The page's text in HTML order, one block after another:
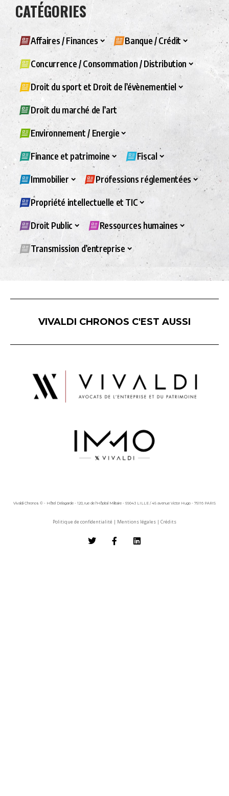
CATÉGORIES
Affaires / Finances Banque / Crédit
Concurrence / Consommation / Distribution
Droit du sport et Droit de l’évènementiel
Droit du marché de l’art
Environnement / Energie
Finance et patrimoine Fiscal
Immobilier Professions réglementées
Propriété intellectuelle et TIC
Droit Public Ressources humaines
Transmission d’entreprise
VIVALDI CHRONOS C'EST AUSSI
Vivaldi Chronos © - Hôtel Delagarde - 120, rue de l'Hôpital Militaire - 59043 LILLE / 45 avenue Victor Hugo - 75116 PARIS
Politique de confidentialité | Mentions légales | Crédits